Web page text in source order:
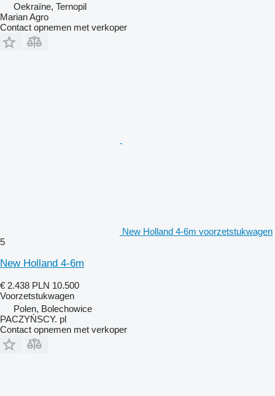
Oekraïne, Ternopil
Marian Agro
Contact opnemen met verkoper
New Holland 4-6m voorzetstukwagen
5
New Holland 4-6m
€ 2.438 PLN 10.500
Voorzetstukwagen
Polen, Bolechowice
PACZYŃSCY. pl
Contact opnemen met verkoper